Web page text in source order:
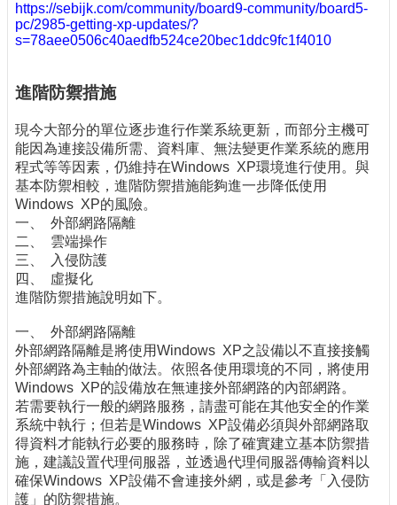
https://sebijk.com/community/board9-community/board5-
pc/2985-getting-xp-updates/?
s=78aee0506c40aedfb524ce20bec1ddc9fc1f4010
進階防禦措施
現今大部分的單位逐步進行作業系統更新，而部分主機可
能因為連接設備所需、資料庫、無法變更作業系統的應用
程式等等因素，仍維持在Windows XP環境進行使用。與
基本防禦相較，進階防禦措施能夠進一步降低使用
Windows XP的風險。
一、 外部網路隔離
二、 雲端操作
三、 入侵防護
四、 虛擬化
進階防禦措施說明如下。
一、 外部網路隔離
外部網路隔離是將使用Windows XP之設備以不直接接觸
外部網路為主軸的做法。依照各使用環境的不同，將使用
Windows XP的設備放在無連接外部網路的內部網路。
若需要執行一般的網路服務，請盡可能在其他安全的作業
系統中執行；但若是Windows XP設備必須與外部網路取
得資料才能執行必要的服務時，除了確實建立基本防禦措
施，建議設置代理伺服器，並透過代理伺服器傳輸資料以
確保Windows XP設備不會連接外網，或是參考「入侵防
護」的防禦措施。